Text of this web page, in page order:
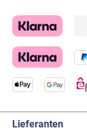
Lieferanten